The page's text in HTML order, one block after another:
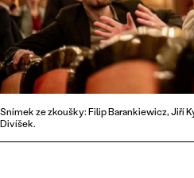
Snímek ze zkoušky: Filip Barankiewicz, Jiří
Divíšek.